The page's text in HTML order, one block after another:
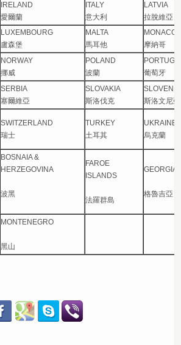
IRELAND
愛爾蘭
ITALY
意大利
LATVIA
拉脫維亞
LUXEMBOURG
盧森堡
MALTA
馬耳他
MONACO
摩納哥
NORWAY
挪威
POLAND
波蘭
葡萄牙
SERBIA
塞爾維亞
SLOVAKIA
斯洛伐克
SLOVENIA
斯洛文尼亞
SWITZERLAND
瑞士
TURKEY
土耳其
UKRAINE
烏克蘭
BOSNAIA &
HERZEGOVINA
波黑
FAROE
ISLANDS
法羅群島
GEORGIA
格魯吉亞
MONTENEGRO
黑山